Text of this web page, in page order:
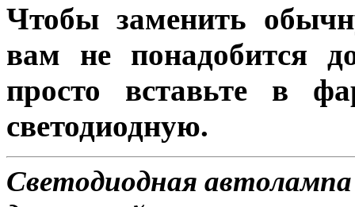
Чтобы заменить
вам не понадобится
просто вставьте в
светодиодную.
Светодиодная